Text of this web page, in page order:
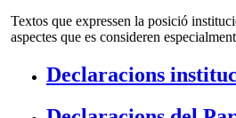
Textos que expressen la posició
aspectes que es consideren
Declaracions